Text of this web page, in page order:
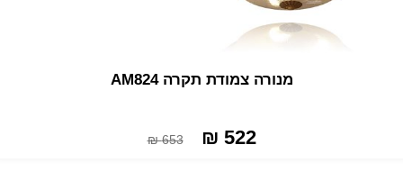
מנורה צמודת תקרה AM824
522 ₪
653 ₪